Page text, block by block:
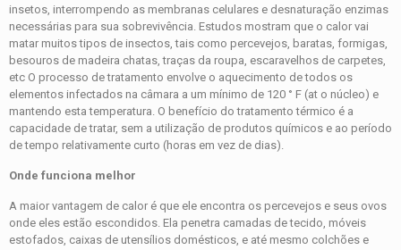
insetos, interrompendo as membranas celulares e desnaturação enzimas
necessárias para sua sobrevivência. Estudos mostram que o calor vai
matar muitos tipos de insectos, tais como percevejos, baratas, formigas,
besouros de madeira chatas, traças da roupa, escaravelhos de carpetes,
etc O processo de tratamento envolve o aquecimento de todos os
elementos infectados na câmara a um mínimo de 120 ° F (at o núcleo) e
mantendo esta temperatura. O benefício do tratamento térmico é a
capacidade de tratar, sem a utilização de produtos químicos e ao período
de tempo relativamente curto (horas em vez de dias).
Onde funciona melhor
A maior vantagem de calor é que ele encontra os percevejos e seus ovos
onde eles estão escondidos. Ela penetra camadas de tecido, móveis
estofados, caixas de utensílios domésticos, e até mesmo colchões e